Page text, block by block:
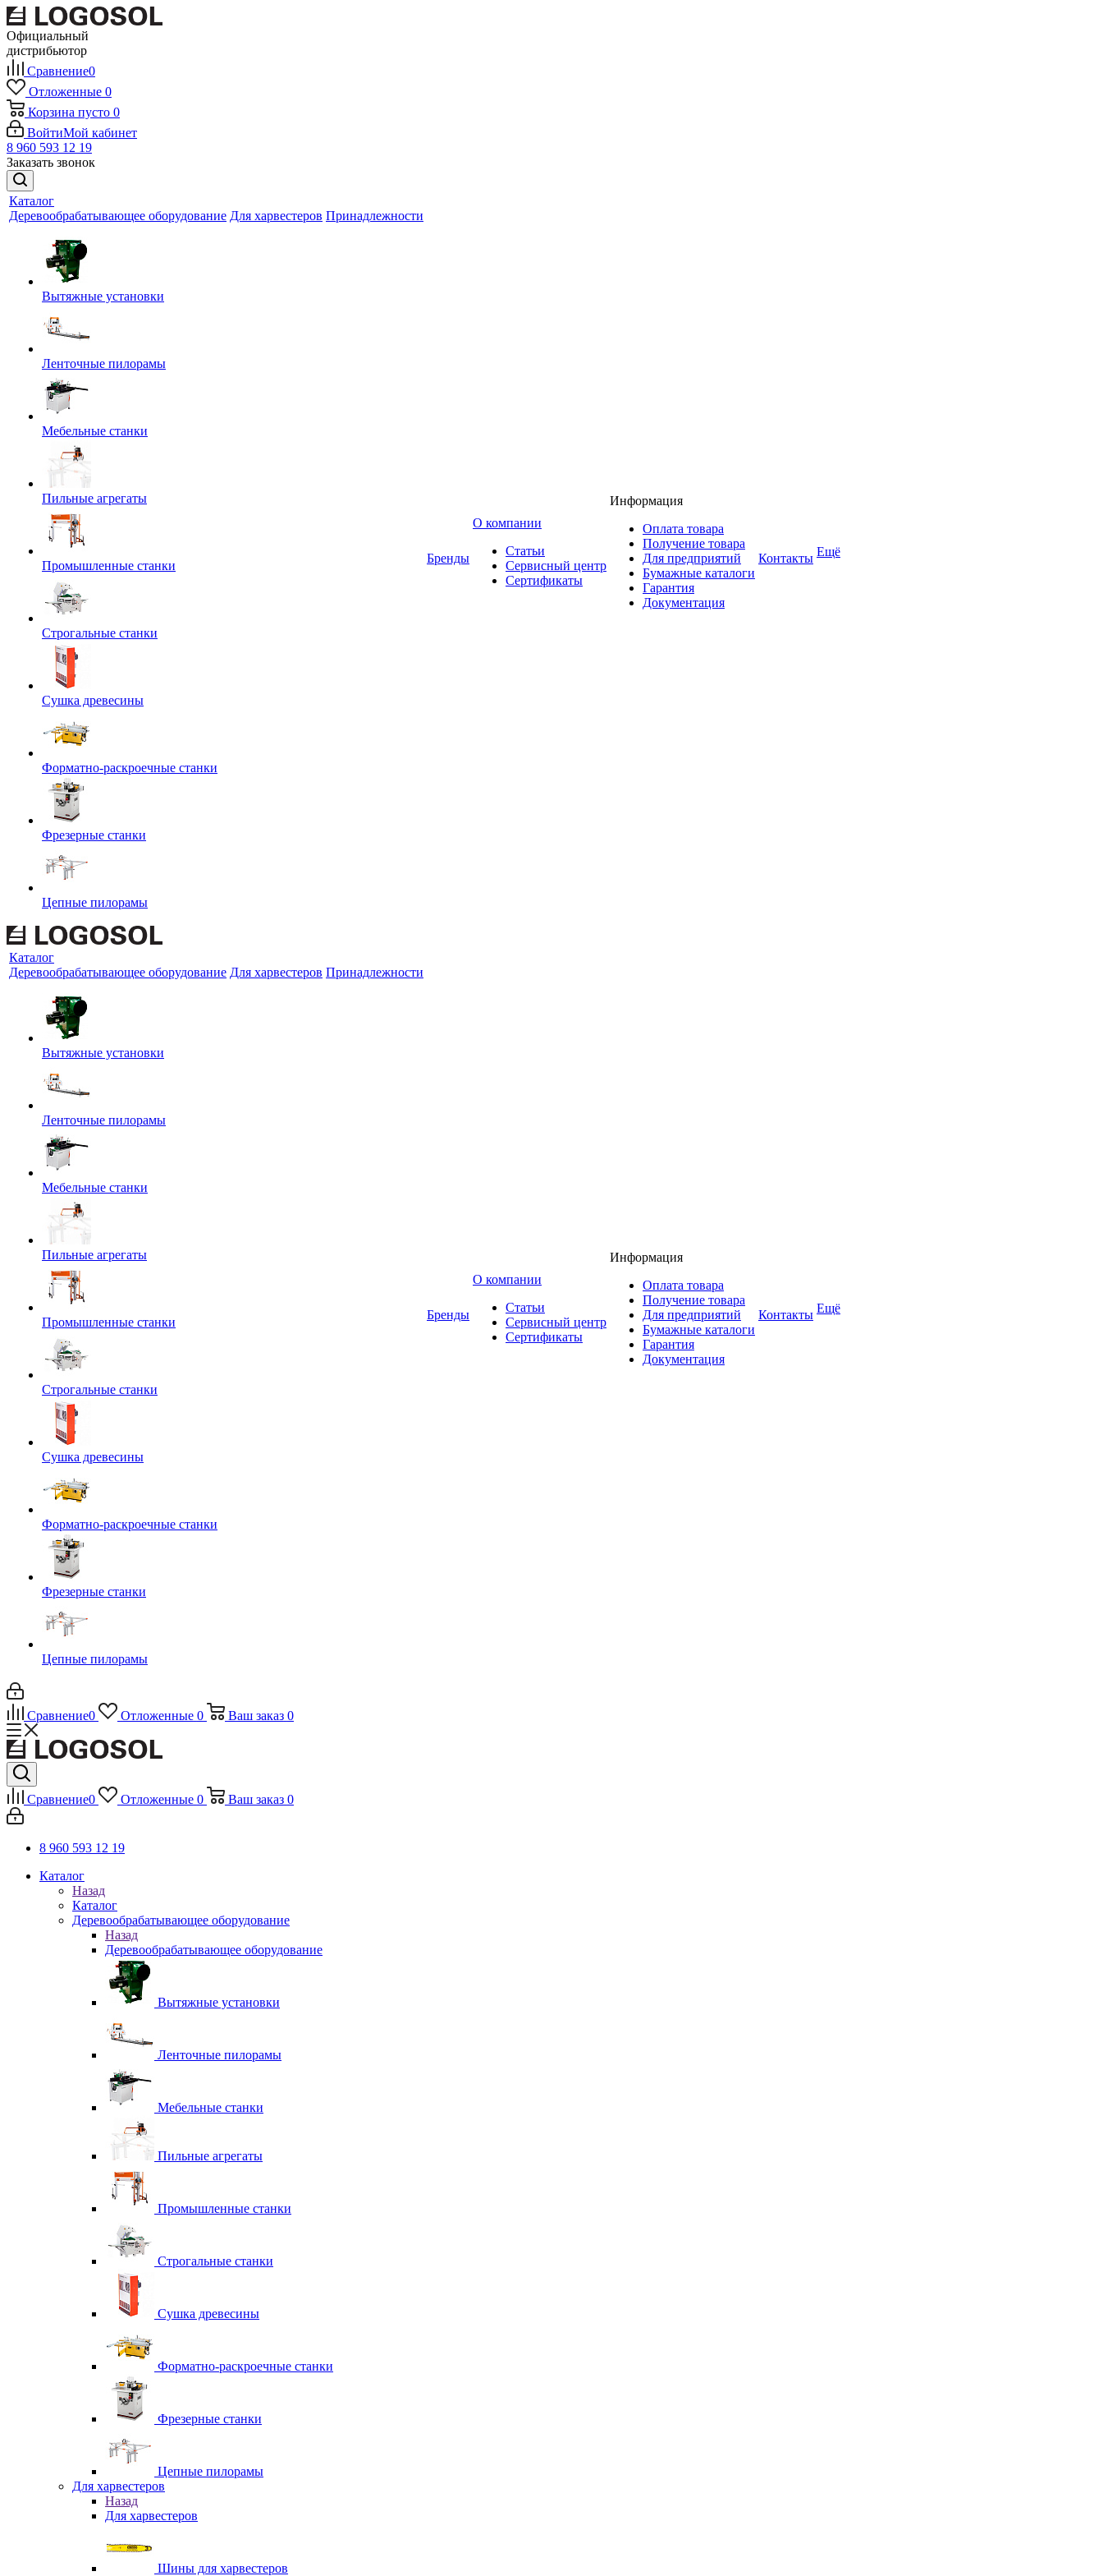
Официальный
дистрибьютор
Сравнение0
Отложенные 0
Корзина пусто 0
ВойтиМой кабинет
8 960 593 12 19
Заказать звонок
Каталог
Деревообрабатывающее оборудование Для харвестеров Принадлежности
Вытяжные установки
Ленточные пилорамы
Мебельные станки
Пильные агрегаты
Промышленные станки
Строгальные станки
Сушка древесины
Форматно-раскроечные станки
Фрезерные станки
Цепные пилорамы
Бренды
O компании
Статьи
Сервисный центр
Сертификаты
Информация
Оплата товара
Получение товара
Для предприятий
Бумажные каталоги
Гарантия
Документация
Контакты Ещё
Каталог
Деревообрабатывающее оборудование Для харвестеров Принадлежности
Вытяжные установки
Ленточные пилорамы
Мебельные станки
Пильные агрегаты
Промышленные станки
Строгальные станки
Сушка древесины
Форматно-раскроечные станки
Фрезерные станки
Цепные пилорамы
Бренды
O компании
Статьи
Сервисный центр
Сертификаты
Информация
Оплата товара
Получение товара
Для предприятий
Бумажные каталоги
Гарантия
Документация
Контакты Ещё
Сравнение0 Отложенные 0 Ваш заказ 0
Сравнение0 Отложенные 0 Ваш заказ 0
8 960 593 12 19
Каталог
Назад
Каталог
Деревообрабатывающее оборудование
Назад
Деревообрабатывающее оборудование
Вытяжные установки
Ленточные пилорамы
Мебельные станки
Пильные агрегаты
Промышленные станки
Строгальные станки
Сушка древесины
Форматно-раскроечные станки
Фрезерные станки
Цепные пилорамы
Для харвестеров
Назад
Для харвестеров
Шины для харвестеров